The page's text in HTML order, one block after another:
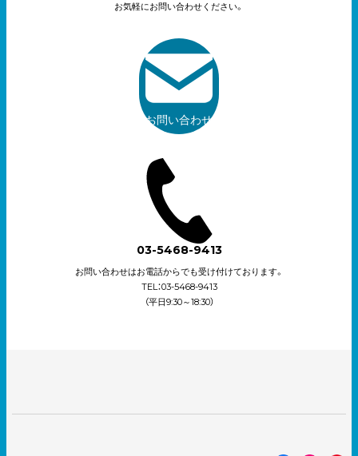
お気軽にお問い合わせください。
お問い合わせ
03-5468-9413
お問い合わせはお電話からでも受け付けております。
TEL：03-5468-9413
（平日9:30～18:30）